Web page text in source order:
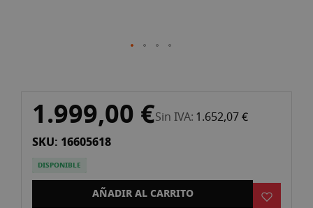
de
galería
1.999,00 €Sin IVA 1.652,07 €
SKU: 16605618
DISPONIBLE
AÑADIR AL CARRITO